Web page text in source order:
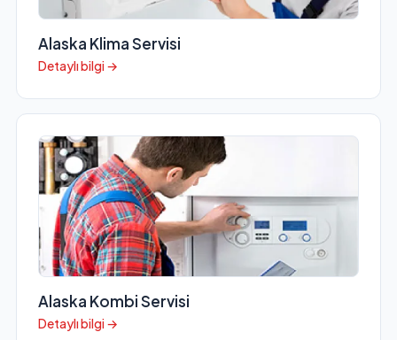
Alaska Klima Servisi
Detaylı bilgi →
Alaska Kombi Servisi
Detaylı bilgi →